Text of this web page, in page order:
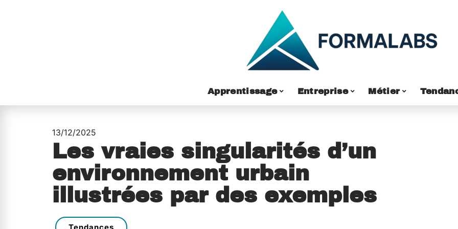
Apprentissage Entreprise Métier
13/12/2025
Les vraies singularités d’un
environnement urbain
illustrées par des exemples